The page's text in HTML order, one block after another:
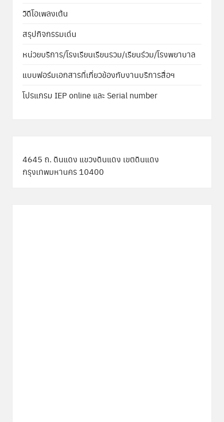
วิดีโอเพลงเต้น
สรุปกิจกรรมเด่น
หน่วยบริการ/โรงเรียนเรียนรวม/เรียนร่วม/โรงพยาบาล
แบบฟอร์มเอกสารที่เกี่ยวข้องกับงานบริการสื่อฯ
โปรแกรม IEP online และ Serial number
4645 ถ. ดินแดง แขวงดินแดง เขตดินแดง
กรุงเทพมหานคร 10400